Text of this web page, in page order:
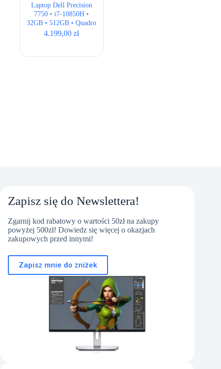
Laptop Dell Precision
7750 • i7-10850H •
32GB • 512GB • Quadro
RTX 3000 6GB • 17,3″
4.199,00zł
Zapisz się do Newslettera!
Zgarnij kod rabatowy o wartości 50zł na zakupy
powyżej 500zł! Dowiedz się więcej o okazjach
zakupowych przed innymi!
Zapisz mnie do zniżek